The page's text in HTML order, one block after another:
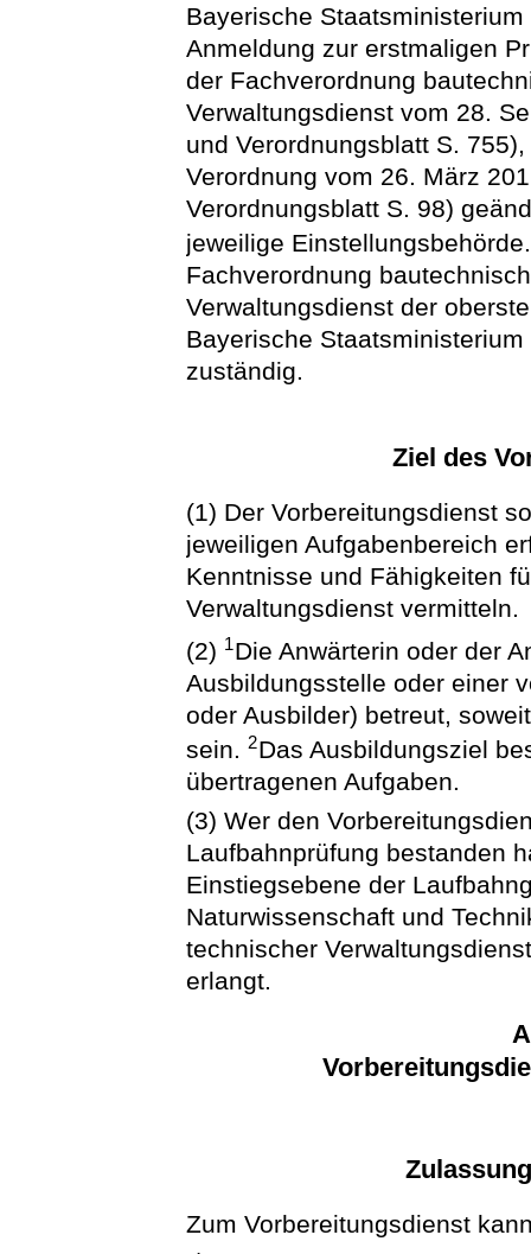
Bayerische
Anmeldung zur erstmaligen
der Fachverordnung
Verwaltungsdienst vom 28.
und Verordnungsblatt S.
Verordnung vom 26. März
Verordnungsblatt S. 98)
jeweilige
Fachverordnung
Verwaltungsdienst der
Bayerische
zuständig.
Ziel des
(1) Der Vorbereitungsdienst
jeweiligen Aufgabenbereich
Kenntnisse und Fähigkeiten
Verwaltungsdienst vermitteln.
(2) 1Die Anwärterin oder der
Ausbildungsstelle oder einer
oder Ausbilder) betreut,
sein.2Das Ausbildungsziel
übertragenen Aufgaben.
(3) Wer den
Laufbahnprüfung bestanden
Einstiegsebene der
Naturwissenschaft und
technischer
erlangt.
Zum Vorbereitungsdienst